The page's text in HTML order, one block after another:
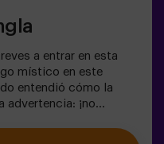
a entrar en esta
místico en este
entendió cómo la
advertencia: ¡no
escapar? 🐒